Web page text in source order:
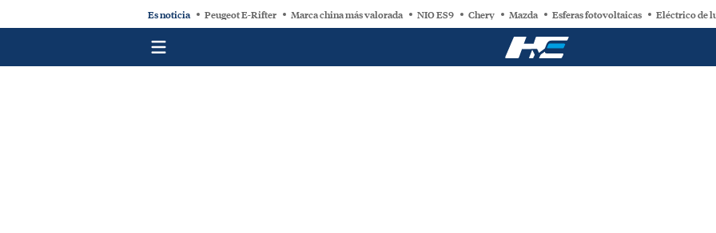
Es noticia Peugeot E-Rifter Marca china más valorada NIO ES9 Chery Mazda Esferas fotovoltaicas Eléctrico de